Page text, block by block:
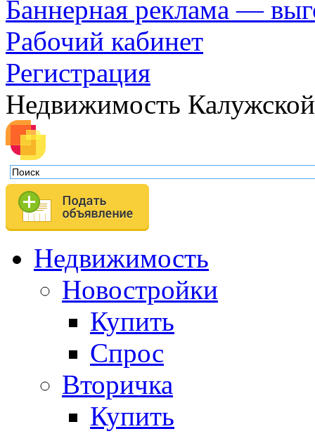
Баннерная реклама —
Рабочий кабинет
Регистрация
Недвижимость
Недвижимость
Новостройки
Купить
Спрос
Вторичка
Купить